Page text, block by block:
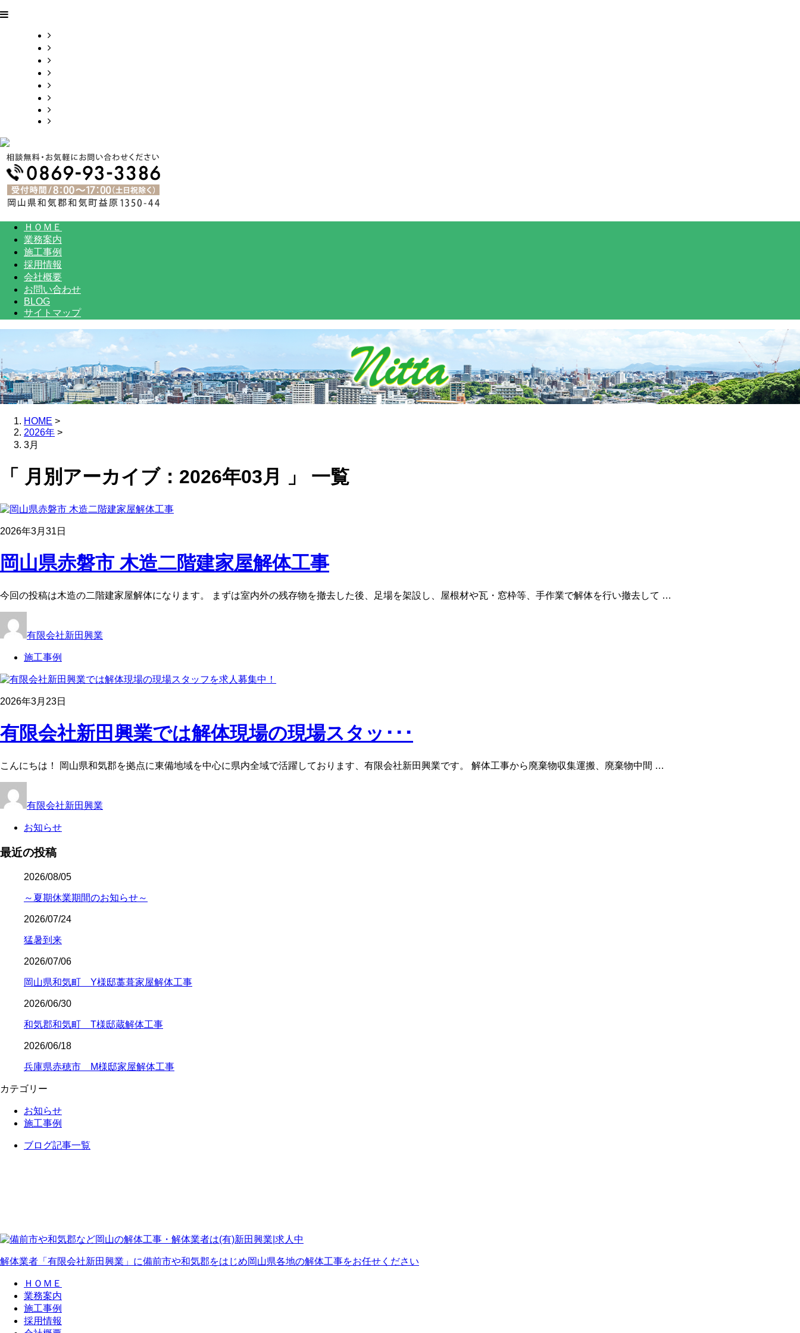
ＨＯＭＥ
業務案内
施工事例
採用情報
会社概要
お問い合わせ
BLOG
サイトマップ
HOME >
2026年 >
3月
「 月別アーカイブ：2026年03月 」 一覧
2026年3月31日
岡山県赤磐市 木造二階建家屋解体工事
今回の投稿は木造の二階建家屋解体になります。 まずは室内外の残存物を撤去した後、足場を架設し、屋根材や瓦・窓枠等、手作業で解体を行い撤去して …
有限会社新田興業
施工事例
2026年3月23日
有限会社新田興業では解体現場の現場スタッ･･･
こんにちは！ 岡山県和気郡を拠点に東備地域を中心に県内全域で活躍しております、有限会社新田興業です。 解体工事から廃棄物収集運搬、廃棄物中間 …
有限会社新田興業
お知らせ
最近の投稿
2026/08/05
～夏期休業期間のお知らせ～
2026/07/24
猛暑到来
2026/07/06
岡山県和気町 Y様邸藁葺家屋解体工事
2026/06/30
和気郡和気町 T様邸蔵解体工事
2026/06/18
兵庫県赤穂市 M様邸家屋解体工事
カテゴリー
お知らせ
施工事例
ブログ記事一覧
解体業者「有限会社新田興業」に備前市や和気郡をはじめ岡山県各地の解体工事をお任せください
ＨＯＭＥ
業務案内
施工事例
採用情報